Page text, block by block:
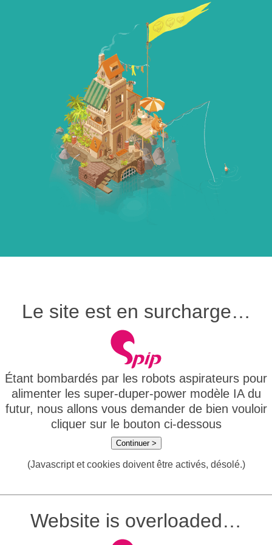
Le site est en surcharge…
Étant bombardés par les robots aspirateurs pour
alimenter les super-duper-power modèle IA du
futur, nous allons vous demander de bien vouloir
cliquer sur le bouton ci-dessous
Continuer >
(Javascript et cookies doivent être activés, désolé.)
Website is overloaded…